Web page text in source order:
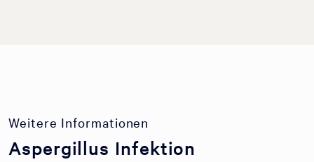
Weitere Informationen
Aspergillus Infektion